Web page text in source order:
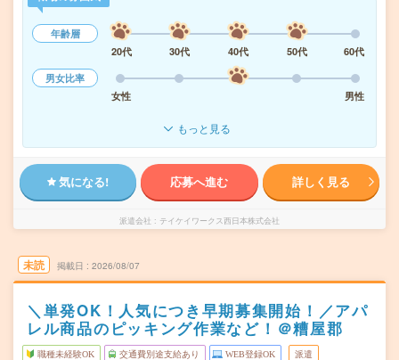
年齢層
20代
30代 40代 50代
60代
男女比率
女性
男性
もっと見る
気になる! 応募へ進む 詳しく見る
派遣会社 テイケイワークス西日本株式会社
未読 掲載日 2026/08/07
＼単発OK！人気につき早期募集開始！／アパ
レル商品のピッキング作業など！＠糟屋郡
職種未経験OK 交通費別途支給あり WEB登録OK 派遣